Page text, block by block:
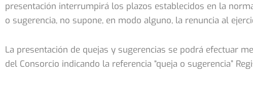
presentación interrumpirá los plazos establecidos en la
o sugerencia, no supone, en modo alguno, la renuncia al
La presentación de quejas y sugerencias se podrá efectuar
del Consorcio indicando la referencia “queja o sugerencia”